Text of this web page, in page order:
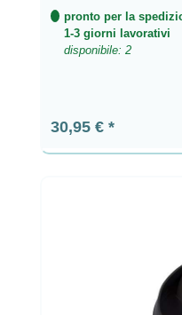
pronto per la
1-3 giorni lavorativi
disponibile: 2
Prezzo normale:
30,95 €